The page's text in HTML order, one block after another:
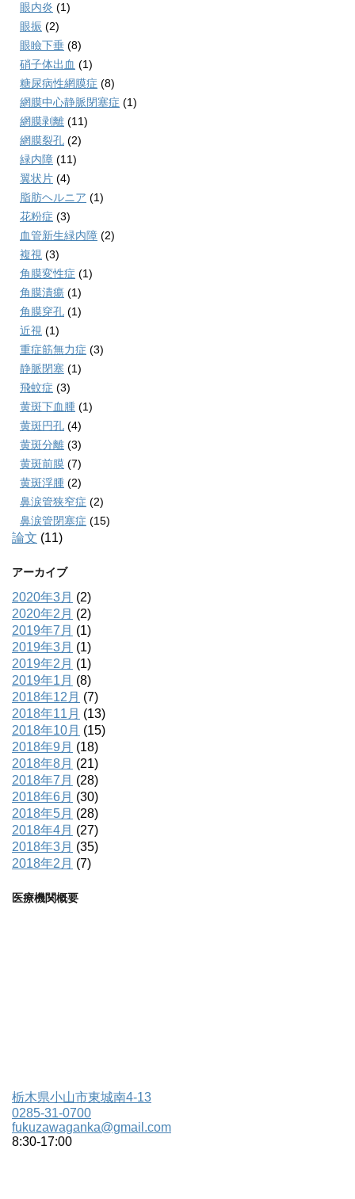
眼内炎 (1)
眼振 (2)
眼瞼下垂 (8)
硝子体出血 (1)
糖尿病性網膜症 (8)
網膜中心静脈閉塞症 (1)
網膜剥離 (11)
網膜裂孔 (2)
緑内障 (11)
翼状片 (4)
脂肪ヘルニア (1)
花粉症 (3)
血管新生緑内障 (2)
複視 (3)
角膜変性症 (1)
角膜潰瘍 (1)
角膜穿孔 (1)
近視 (1)
重症筋無力症 (3)
静脈閉塞 (1)
飛蚊症 (3)
黄斑下血腫 (1)
黄斑円孔 (4)
黄斑分離 (3)
黄斑前膜 (7)
黄斑浮腫 (2)
鼻涙管狭窄症 (2)
鼻涙管閉塞症 (15)
論文 (11)
アーカイブ
2020年3月 (2)
2020年2月 (2)
2019年7月 (1)
2019年3月 (1)
2019年2月 (1)
2019年1月 (8)
2018年12月 (7)
2018年11月 (13)
2018年10月 (15)
2018年9月 (18)
2018年8月 (21)
2018年7月 (28)
2018年6月 (30)
2018年5月 (28)
2018年4月 (27)
2018年3月 (35)
2018年2月 (7)
医療機関概要
栃木県小山市東城南4-13
0285-31-0700
fukuzawaganka@gmail.com
8:30-17:00